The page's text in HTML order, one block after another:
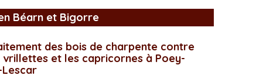
Béarn et Bigorre
des bois de charpente contre
vrillettes et les capricornes à Poey-